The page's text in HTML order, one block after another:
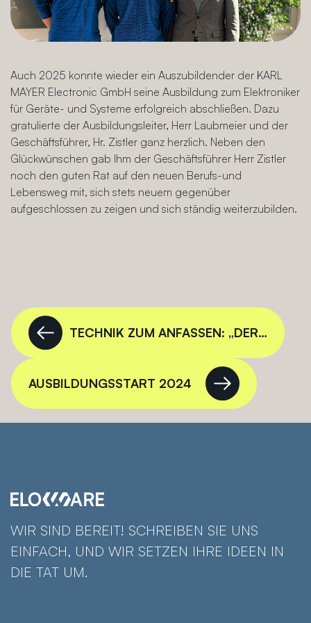
Auch 2025 konnte wieder ein Auszubildender der KARL
MAYER Electronic GmbH seine Ausbildung zum Elektroniker
für Geräte- und Systeme erfolgreich abschließen. Dazu
gratulierte der Ausbildungsleiter, Herr Laubmeier und der
Geschäftsführer, Hr. Zistler ganz herzlich. Neben den
Glückwünschen gab Ihm der Geschäftsführer Herr Zistler
noch den guten Rat auf den neuen Berufs-und
Lebensweg mit, sich stets neuem gegenüber
aufgeschlossen zu zeigen und sich ständig weiterzubilden.
TECHNIK ZUM ANFASSEN: „DER…
AUSBILDUNGSSTART 2024
WIR SIND BEREIT! SCHREIBEN SIE UNS
EINFACH, UND WIR SETZEN IHRE IDEEN IN
DIE TAT UM.